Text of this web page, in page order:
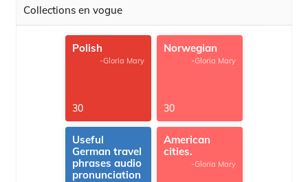
Collections en vogue
Polish
-Gloria Mary
30
Norwegian
-Gloria Mary
30
Useful
German travel
phrases audio
pronunciation
American
cities.
-Gloria Mary